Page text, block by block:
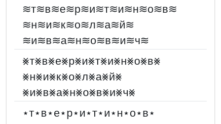
≋т≋в≋е≋р≋и≋т≋и≋н≋о≋в≋
≋н≋и≋к≋о≋л≋а≋й≋
≋и≋в≋а≋н≋о≋в≋и≋ч≋
⨳т⨳в⨳е⨳р⨳и⨳т⨳и⨳н⨳о⨳в⨳
⨳н⨳и⨳к⨳о⨳л⨳а⨳й⨳
⨳и⨳в⨳а⨳н⨳о⨳в⨳и⨳ч⨳
⋆т⋆в⋆е⋆р⋆и⋆т⋆и⋆н⋆о⋆в⋆